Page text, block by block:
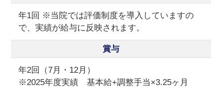
年1回 ※当院では評価制度を導入していますの
で、実績が給与に反映されます。
賞与
年2回（7月・12月）
※2025年度実績 基本給+調整手当×3.25ヶ月